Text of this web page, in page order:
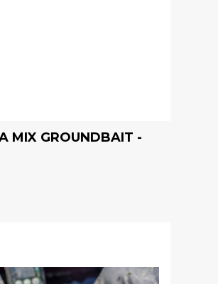
MIX GROUNDBAIT -